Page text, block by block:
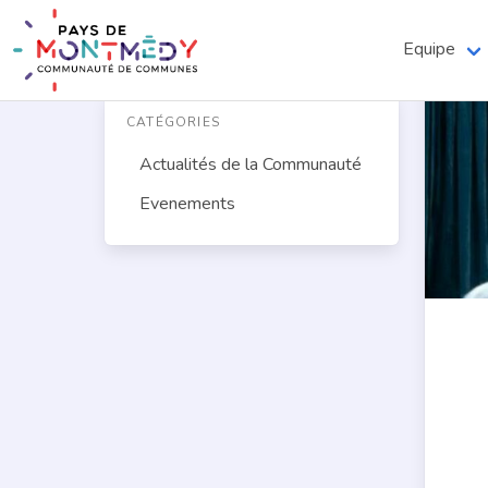
Equipe
CATÉGORIES
Actualités de la Communauté
Evenements